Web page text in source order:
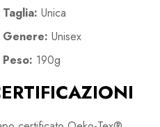
Taglia: Unica
Genere: Unisex
Peso: 190g